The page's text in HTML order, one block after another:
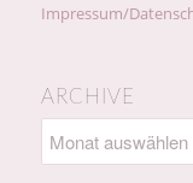
Impressum/
ARCHIVE